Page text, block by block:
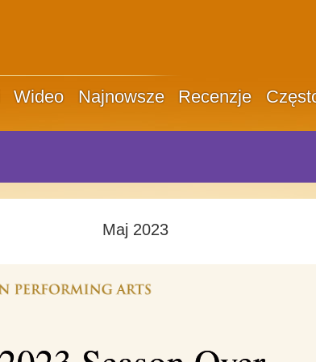
Wideo Najnowsze Recenzje
Maj 2023